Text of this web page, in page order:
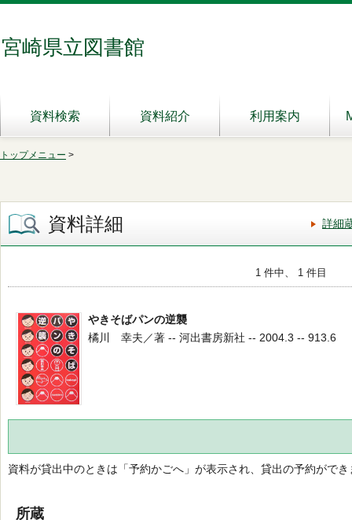
宮崎県立図書館
資料検索 資料紹介 利用案内
トップメニュー >
資料詳細 詳細
1 件中、 1 件目
やきそばパンの逆襲
橘川 幸夫／著 -- 河出書房新社 -- 2004.3 -- 913.6
資料が貸出中のときは「予約かごへ」が表示され、貸出の予約ができ
所蔵